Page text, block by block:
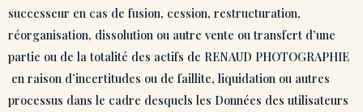
successeur en cas de fusion, cession, restructuration,
réorganisation, dissolution ou autre vente ou transfert d’une
partie ou de la totalité des actifs de RENAUD PHOTOGRAPHIE
en raison d’incertitudes ou de faillite, liquidation ou autres
processus dans le cadre desquels les Données des utilisateurs